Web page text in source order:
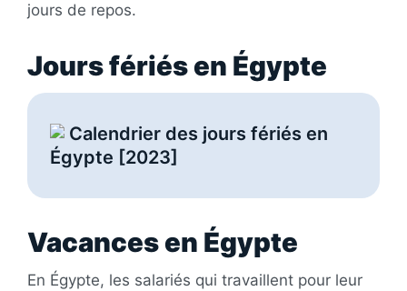
jours de repos.
Jours fériés en Égypte
Calendrier des jours fériés en
Égypte [2023]
Vacances en Égypte
En Égypte, les salariés qui travaillent pour leur